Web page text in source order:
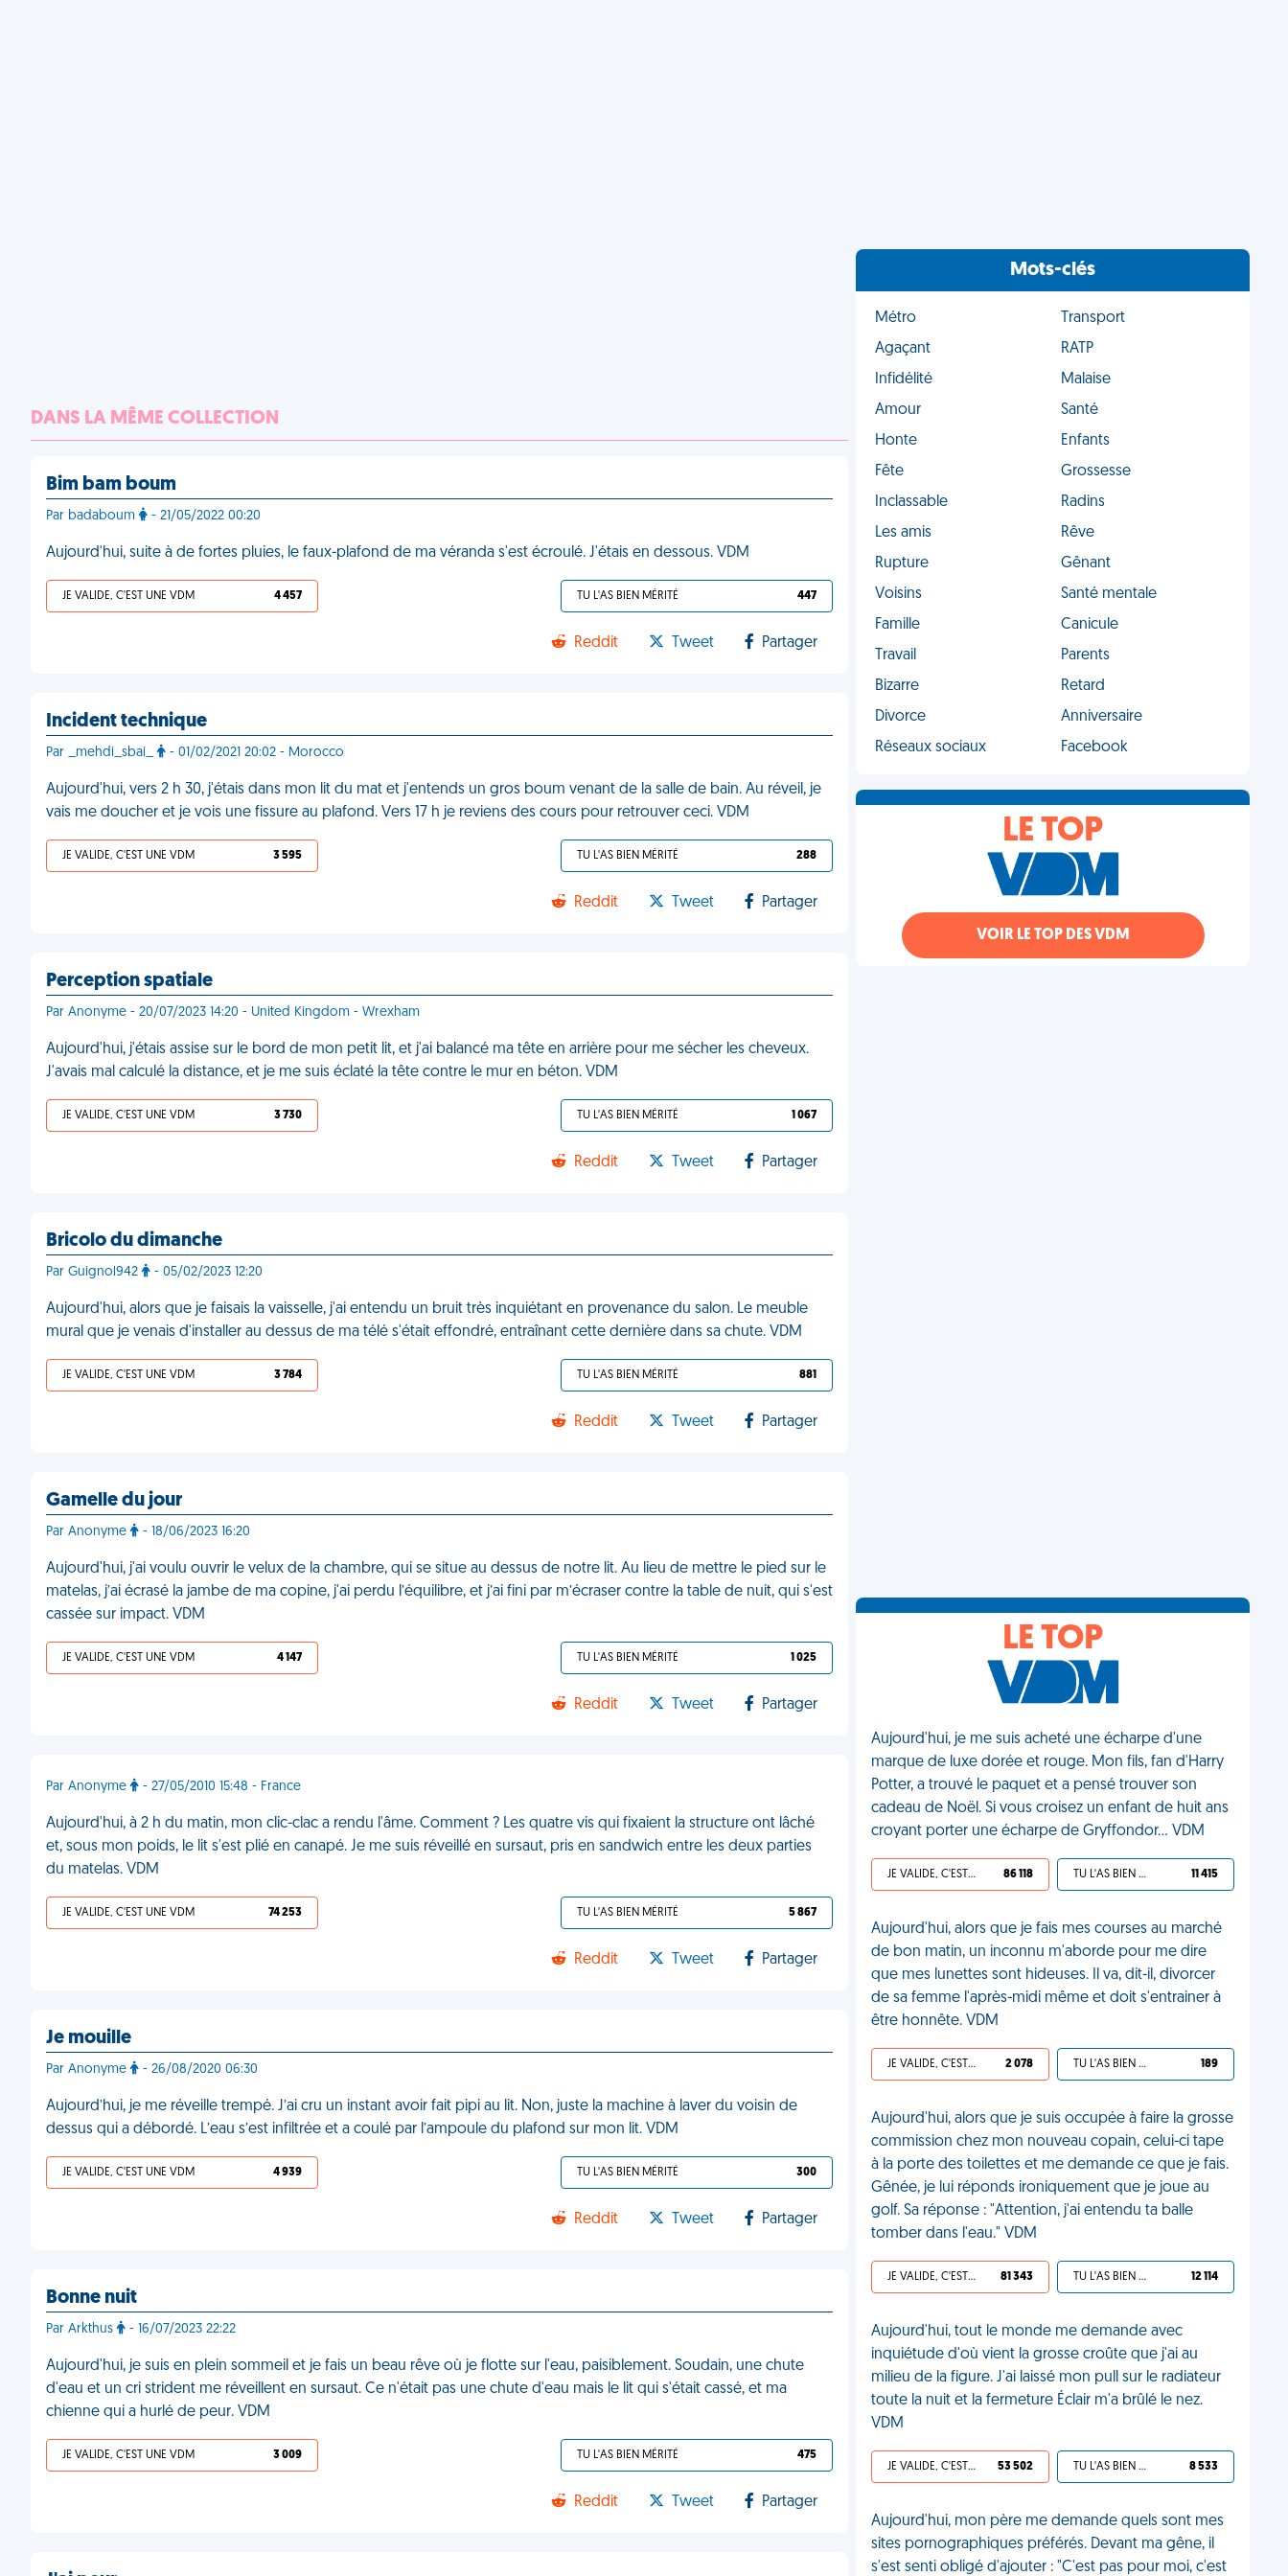
DANS LA MÊME COLLECTION
Bim bam boum
Par badaboum - 21/05/2022 00:20
Aujourd'hui, suite à de fortes pluies, le faux-plafond de ma véranda s'est écroulé. J'étais en dessous. VDM
JE VALIDE, C'EST UNE VDM 4 457 TU L'AS BIEN MÉRITÉ 447
Reddit Tweet Partager
Incident technique
Par _mehdi_sbai_ - 01/02/2021 20:02 - Morocco
Aujourd'hui, vers 2 h 30, j'étais dans mon lit du mat et j'entends un gros boum venant de la salle de bain. Au réveil, je
vais me doucher et je vois une fissure au plafond. Vers 17 h je reviens des cours pour retrouver ceci. VDM
JE VALIDE, C'EST UNE VDM 3 595 TU L'AS BIEN MÉRITÉ 288
Reddit Tweet Partager
Perception spatiale
Par Anonyme - 20/07/2023 14:20 - United Kingdom - Wrexham
Aujourd'hui, j'étais assise sur le bord de mon petit lit, et j'ai balancé ma tête en arrière pour me sécher les cheveux.
J'avais mal calculé la distance, et je me suis éclaté la tête contre le mur en béton. VDM
JE VALIDE, C'EST UNE VDM 3 730 TU L'AS BIEN MÉRITÉ 1 067
Reddit Tweet Partager
Bricolo du dimanche
Par Guignol942 - 05/02/2023 12:20
Aujourd'hui, alors que je faisais la vaisselle, j'ai entendu un bruit très inquiétant en provenance du salon. Le meuble
mural que je venais d'installer au dessus de ma télé s'était effondré, entraînant cette dernière dans sa chute. VDM
JE VALIDE, C'EST UNE VDM 3 784 TU L'AS BIEN MÉRITÉ 881
Reddit Tweet Partager
Gamelle du jour
Par Anonyme - 18/06/2023 16:20
Aujourd'hui, j'ai voulu ouvrir le velux de la chambre, qui se situe au dessus de notre lit. Au lieu de mettre le pied sur le
matelas, j’ai écrasé la jambe de ma copine, j'ai perdu l’équilibre, et j’ai fini par m’écraser contre la table de nuit, qui s'est
cassée sur impact. VDM
JE VALIDE, C'EST UNE VDM 4 147 TU L'AS BIEN MÉRITÉ 1 025
Reddit Tweet Partager
Par Anonyme - 27/05/2010 15:48 - France
Aujourd'hui, à 2 h du matin, mon clic-clac a rendu l'âme. Comment ? Les quatre vis qui fixaient la structure ont lâché
et, sous mon poids, le lit s'est plié en canapé. Je me suis réveillé en sursaut, pris en sandwich entre les deux parties
du matelas. VDM
JE VALIDE, C'EST UNE VDM 74 253 TU L'AS BIEN MÉRITÉ 5 867
Reddit Tweet Partager
Je mouille
Par Anonyme - 26/08/2020 06:30
Aujourd’hui, je me réveille trempé. J’ai cru un instant avoir fait pipi au lit. Non, juste la machine à laver du voisin de
dessus qui a débordé. L’eau s’est infiltrée et a coulé par l’ampoule du plafond sur mon lit. VDM
JE VALIDE, C'EST UNE VDM 4 939 TU L'AS BIEN MÉRITÉ 300
Reddit Tweet Partager
Bonne nuit
Par Arkthus - 16/07/2023 22:22
Aujourd'hui, je suis en plein sommeil et je fais un beau rêve où je flotte sur l'eau, paisiblement. Soudain, une chute
d'eau et un cri strident me réveillent en sursaut. Ce n'était pas une chute d'eau mais le lit qui s'était cassé, et ma
chienne qui a hurlé de peur. VDM
JE VALIDE, C'EST UNE VDM 3 009 TU L'AS BIEN MÉRITÉ 475
Reddit Tweet Partager
Mots-clés
Métro
Transport
Agaçant
RATP
Infidélité
Malaise
Amour
Santé
Honte
Enfants
Fête
Grossesse
Inclassable
Radins
Les amis
Rêve
Rupture
Gênant
Voisins
Santé mentale
Famille
Canicule
Travail
Parents
Bizarre
Retard
Divorce
Anniversaire
Réseaux sociaux
Facebook
LE TOP
VOIR LE TOP DES VDM
LE TOP
Aujourd'hui, je me suis acheté une écharpe d'une
marque de luxe dorée et rouge. Mon fils, fan d'Harry
Potter, a trouvé le paquet et a pensé trouver son
cadeau de Noël. Si vous croisez un enfant de huit ans
croyant porter une écharpe de Gryffondor... VDM
JE VALIDE, C'EST UNE VDM 86 118 TU L'AS BIEN MÉRITÉ 11 415
Aujourd'hui, alors que je fais mes courses au marché
de bon matin, un inconnu m'aborde pour me dire
que mes lunettes sont hideuses. Il va, dit-il, divorcer
de sa femme l'après-midi même et doit s'entrainer à
être honnête. VDM
JE VALIDE, C'EST UNE VDM 2 078 TU L'AS BIEN MÉRITÉ 189
Aujourd'hui, alors que je suis occupée à faire la grosse
commission chez mon nouveau copain, celui-ci tape
à la porte des toilettes et me demande ce que je fais.
Gênée, je lui réponds ironiquement que je joue au
golf. Sa réponse : "Attention, j'ai entendu ta balle
tomber dans l'eau." VDM
JE VALIDE, C'EST UNE VDM 81 343 TU L'AS BIEN MÉRITÉ 12 114
Aujourd'hui, tout le monde me demande avec
inquiétude d'où vient la grosse croûte que j'ai au
milieu de la figure. J'ai laissé mon pull sur le radiateur
toute la nuit et la fermeture Éclair m'a brûlé le nez.
VDM
JE VALIDE, C'EST UNE VDM 53 502 TU L'AS BIEN MÉRITÉ 8 533
Aujourd'hui, mon père me demande quels sont mes
sites pornographiques préférés. Devant ma gêne, il
s'est senti obligé d'ajouter : "C'est pas pour moi, c'est